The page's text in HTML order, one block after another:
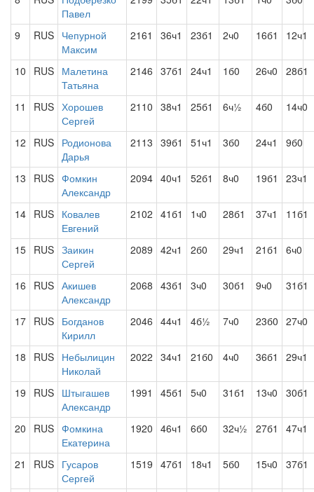
Павел
9 RUS Чепурной
Максим
2161 36ч1 23б1 2ч0 16б1 12ч1
10 RUS Малетина
Татьяна
2146 37б1 24ч1 1б0 26ч0 28б1
11 RUS Хорошев
Сергей
2110 38ч1 25б1 6ч½ 4б0 14ч0
12 RUS Родионова
Дарья
2113 39б1 51ч1 3б0 24ч1 9б0
13 RUS Фомкин
Александр
2094 40ч1 52б1 8ч0 19б1 23ч1
14 RUS Ковалев
Евгений
2102 41б1 1ч0 28б1 37ч1 11б1
15 RUS Заикин
Сергей
2089 42ч1 2б0 29ч1 21б1 6ч0
16 RUS Акишев
Александр
2068 43б1 3ч0 30б1 9ч0 31б1
17 RUS Богданов
Кирилл
2046 44ч1 4б½ 7ч0 23б0 27ч0
18 RUS Небылицин
Николай
2022 34ч1 21б0 4ч0 36б1 29ч1
19 RUS Штыгашев
Александр
1991 45б1 5ч0 31б1 13ч0 30б1
20 RUS Фомкина
Екатерина
1920 46ч1 6б0 32ч½ 27б1 47ч1
21 RUS Гусаров
Сергей
1519 47б1 18ч1 5б0 15ч0 37б1